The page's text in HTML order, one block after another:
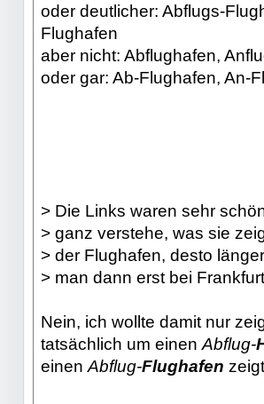
oder deutlicher: Abflugs-
Flughafen
aber nicht: Abflughafen,
oder gar: Ab-Flughafen, An-
> Die Links waren sehr
> ganz verstehe, was sie
> der Flughafen, desto
> man dann erst bei
Nein, ich wollte damit nur
tatsächlich um einen Abflug-
einen Abflug-Flughafen